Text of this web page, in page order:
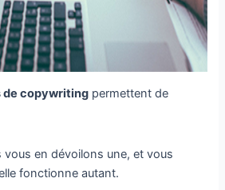
de copywriting permettent de
vous en dévoilons une, et vous
fonctionne autant.